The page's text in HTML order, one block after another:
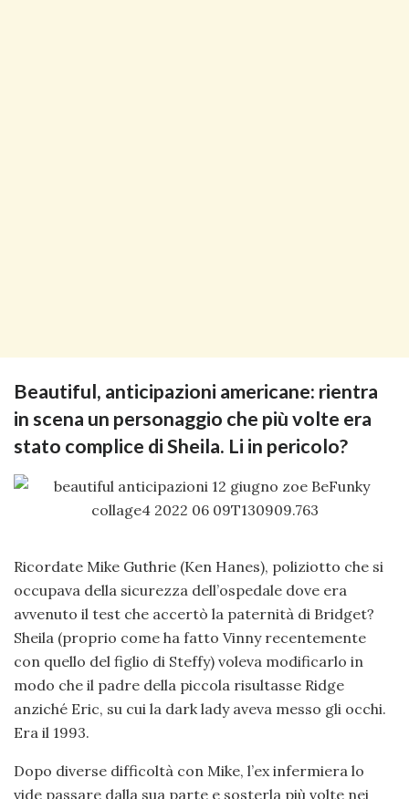
Beautiful, anticipazioni americane: rientra
in scena un personaggio che più volte era
stato complice di Sheila. Li in pericolo?
Ricordate Mike Guthrie (Ken Hanes), poliziotto che si
occupava della sicurezza dell’ospedale dove era
avvenuto il test che accertò la paternità di Bridget?
Sheila (proprio come ha fatto Vinny recentemente
con quello del figlio di Steffy) voleva modificarlo in
modo che il padre della piccola risultasse Ridge
anziché Eric, su cui la dark lady aveva messo gli occhi.
Era il 1993.
Dopo diverse difficoltà con Mike, l’ex infermiera lo
vide passare dalla sua parte e sosterla più volte nei